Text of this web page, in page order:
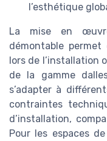
l’esthétique
La mise en
démontable
lors de l’installation
de la gamme
s’adapter à
contraintes
d’installation,
Pour les espaces